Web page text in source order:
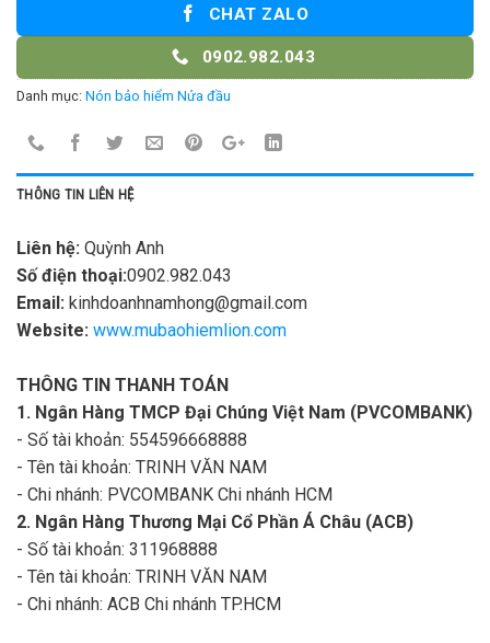
CHAT ZALO
0902.982.043
Danh mục: Nón bảo hiểm Nửa đầu
THÔNG TIN LIÊN HỆ
Liên hệ: Quỳnh Anh
Số điện thoại:0902.982.043
Email: kinhdoanhnamhong@gmail.com
Website: www.mubaohiemlion.com
THÔNG TIN THANH TOÁN
1. Ngân Hàng TMCP Đại Chúng Việt Nam (PVCOMBANK)
- Số tài khoản: 554596668888
- Tên tài khoản: TRINH VĂN NAM
- Chi nhánh: PVCOMBANK Chi nhánh HCM
2. Ngân Hàng Thương Mại Cổ Phần Á Châu (ACB)
- Số tài khoản: 311968888
- Tên tài khoản: TRINH VĂN NAM
- Chi nhánh: ACB Chi nhánh TP.HCM